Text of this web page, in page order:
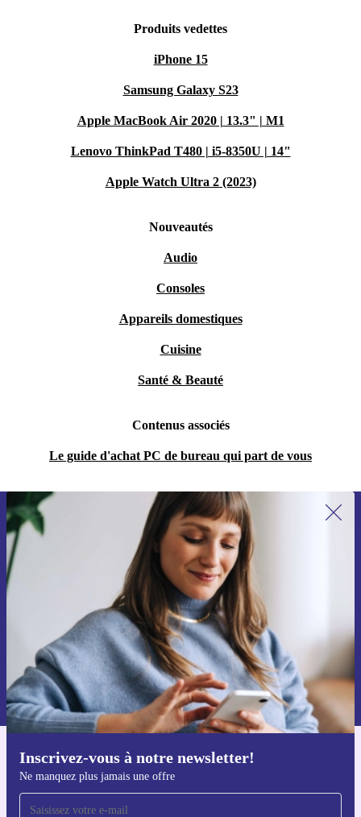
Produits vedettes
iPhone 15
Samsung Galaxy S23
Apple MacBook Air 2020 | 13.3" | M1
Lenovo ThinkPad T480 | i5-8350U | 14"
Apple Watch Ultra 2 (2023)
Nouveautés
Audio
Consoles
Appareils domestiques
Cuisine
Santé & Beauté
Contenus associés
Le guide d'achat PC de bureau qui part de vous
Inscrivez-vous à notre newsletter!
Ne manquez plus jamais une offre
Recevoir offres et infos de refurbed
par mail
Ne manquez plus aucune offre.
S'inscrire
Retrouvez les informations sur l'utilisation des données personnelles
dans notre
politique de confidentialité.
Téléchargez l'application refurbed
Pour iOS et Android